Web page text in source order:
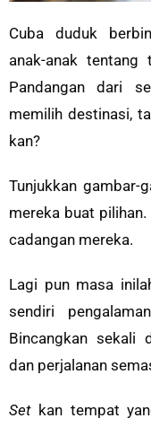
Cuba duduk
anak-anak
Pandangan dari
memilih destinasi,
kan?
Tunjukkan gambar-
mereka buat
cadangan mereka.
Lagi pun masa
sendiri
Bincangkan sekali
dan perjalanan
Set kan tempat